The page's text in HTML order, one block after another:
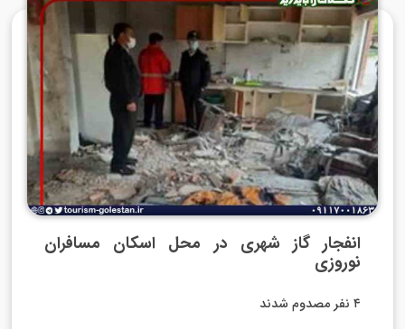
انفجار گاز شهری در محل اسکان مسافران
نوروزی
۴ نفر مصدوم شدند